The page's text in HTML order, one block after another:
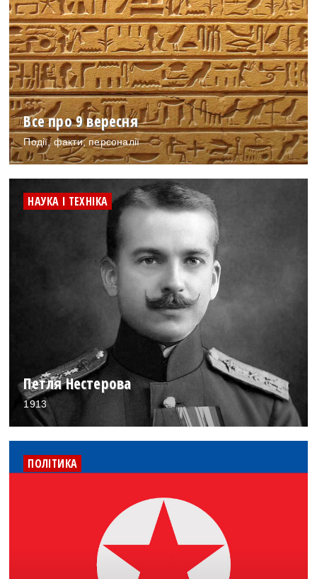
Все про 9 вересня
Події, факти, персоналії
НАУКА І ТЕХНІКА
Петля Нестерова
1913
ПОЛІТИКА